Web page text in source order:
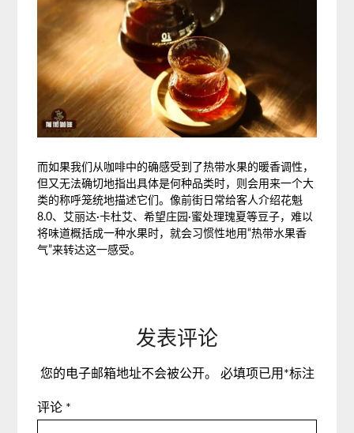
而如果我们从咖啡中的确感受到了热带水果的暖香调性，
但又无法确切地指出具体是何种品类时，则会用来一个大
类的称呼笼统地描述它们。像前街日常给客人介绍花魁
8.0、艾丽达·卡杜艾、希望庄园·蜜处理瑰夏等豆子，难以
将味道概括成一种水果时，就会习惯性地用“热带水果香
气”来转达这一感受。
发表评论
您的电子邮箱地址不会被公开。 必填项已用 *标注
评论 *